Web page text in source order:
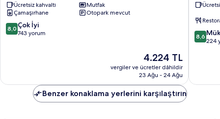
İzmir
Şehir
Merkezi
Ücretsiz kahvaltı
Mutfak
Çamaşırhane
Otopark mevcut
10
üzerinden
8,0 Çok İyi
743 yorum
Güncel
fiyat:
4.224 TL
4.224 TL
vergiler ve ücretler dâhildir
23 Ağu - 24 Ağu
Hotel
Şehir
Merkezi
10
8,6
224
Benzer konaklama yerlerini karşılaştırın